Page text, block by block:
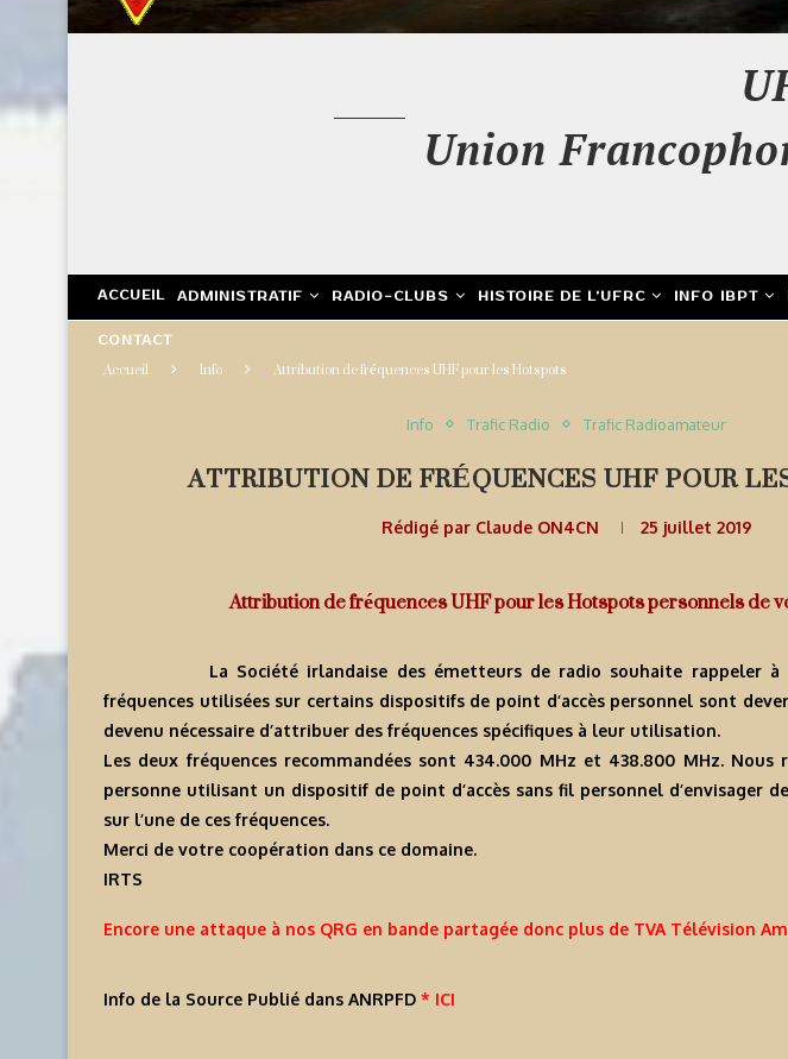
Union
ACCUEIL ADMINISTRATIF RADIO-CLUBS HISTOIRE DE L’UFRC INFO IBPT
CONTACT
Accueil Info Attribution de fréquences UHF pour les Hotspots
Info Trafic Radio Trafic Radioamateur
ATTRIBUTION DE FRÉQUENCES UHF POUR
Rédigé par Claude ON4CN 25 juillet 2019
Attribution de fréquences UHF pour les Hotspots personnels de
La Société irlandaise des émetteurs de radio souhaite rappeler
fréquences utilisées sur certains dispositifs de point d’accès personnel sont
devenu nécessaire d’attribuer des fréquences spécifiques à leur utilisation.
Les deux fréquences recommandées sont 434.000 MHz et 438.800 MHz.
personne utilisant un dispositif de point d’accès sans fil personnel d’envisager
sur l’une de ces fréquences.
Merci de votre coopération dans ce domaine.
IRTS
Encore une attaque à nos QRG en bande partagée donc plus de TVA Télévision
Info de la Source Publié dans ANRPFD * ICI